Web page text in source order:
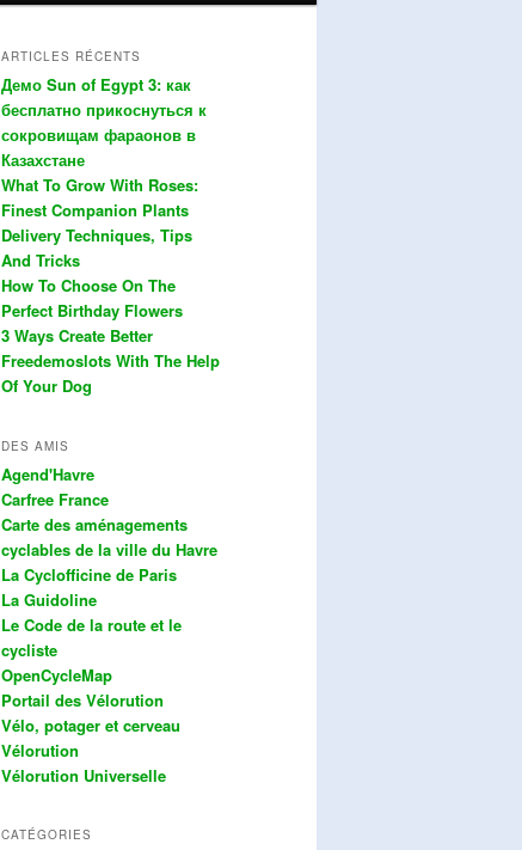
ARTICLES RÉCENTS
Демо Sun of Egypt 3: как
бесплатно прикоснуться к
сокровищам фараонов в
Казахстане
What To Grow With Roses:
Finest Companion Plants
Delivery Techniques, Tips
And Tricks
How To Choose On The
Perfect Birthday Flowers
3 Ways Create Better
Freedemoslots With The Help
Of Your Dog
DES AMIS
Agend'Havre
Carfree France
Carte des aménagements
cyclables de la ville du Havre
La Cyclofficine de Paris
La Guidoline
Le Code de la route et le
cycliste
OpenCycleMap
Portail des Vélorution
Vélo, potager et cerveau
Vélorution
Vélorution Universelle
CATÉGORIES